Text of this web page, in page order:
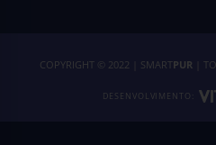
COPYRIGHT © 2022 | SMARTPUR|
DESENVOLVIMENTO: